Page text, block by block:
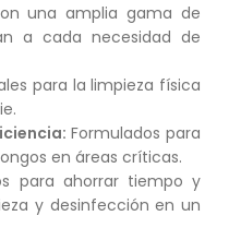
una amplia gama de
a cada necesidad de
para la limpieza física
Formulados para
en áreas críticas.
para ahorrar tiempo y
y desinfección en un